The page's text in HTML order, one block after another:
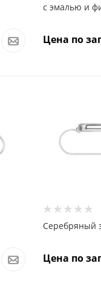
с эмалью и
Цена по
Серебряный
Цена по